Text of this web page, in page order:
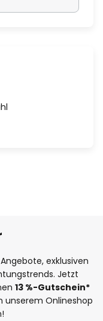
exklusiven
Jetzt
13 %-Gutschein*
unserem Onlineshop